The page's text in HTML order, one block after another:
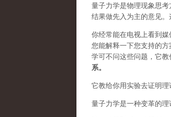
量子力学是物理现象思
结果做先入为主的意见
你经常能在电视上看到媒
您能解释一下您支持的
学可不问这些问题，它教
系。
它教给你用实验去证明理
量子力学是一种变革的理